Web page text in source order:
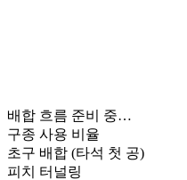
배합 흐름 준비 중…
구종 사용 비율
초구 배합 (타석 첫 공)
피치 터널링